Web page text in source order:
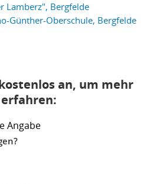
Lamberz", Bergfelde
Günther-Oberschule, Bergfelde
an, um mehr
Angabe